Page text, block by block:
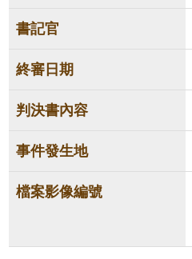
書記官
終審日期
判決書內容
事件發生地
檔案影像編號